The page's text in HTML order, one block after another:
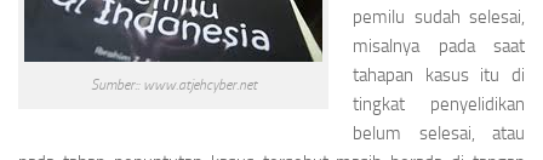
Sumber:: www.atjehcyber.net
pemilu sudah selesai,
misalnya pada saat
tahapan kasus itu di
tingkat penyelidikan
belum selesai, atau